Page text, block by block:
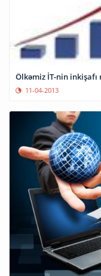
Ölkəmiz İT-nin
11-04-2013